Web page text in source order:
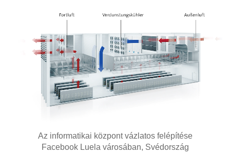
Az informatikai központ vázlatos felépítése
Facebook Luela városában, Svédország